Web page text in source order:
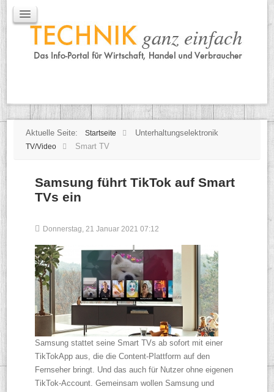
Mobile
IT
TK
Aktuelle Seite: Startseite Unterhaltungselektronik
TV/Video Smart TV
Samsung führt TikTok auf Smart
TVs ein
Donnerstag, 21 Januar 2021 07:12
Samsung stattet seine Smart TVs ab sofort mit einer
TikTokApp aus, die die Content-Plattform auf den
Fernseher bringt. Und das auch für Nutzer ohne eigenen
TikTok-Account. Gemeinsam wollen Samsung und